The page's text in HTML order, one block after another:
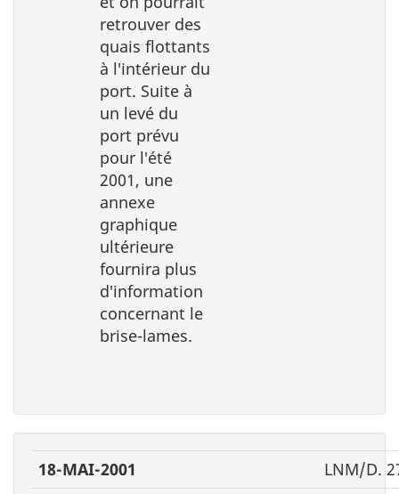
retrouver des
quais flottants
à l′intérieur du
port. Suite à
un levé du
port prévu
pour l′été
2001, une
annexe
graphique
ultérieure
fournira plus
d′information
concernant le
brise-lames.
18-MAI-2001
LNM/D.